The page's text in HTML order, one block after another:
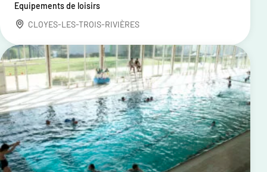
Equipements de loisirs
CLOYES-LES-TROIS-RIVIÈRES